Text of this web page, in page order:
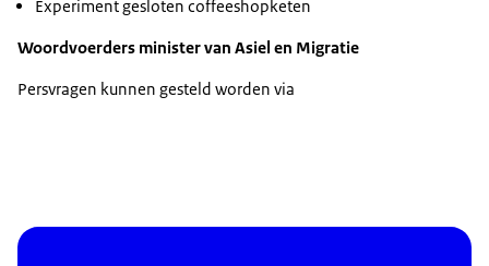
Experiment gesloten coffeeshopketen
Woordvoerders minister van Asiel en Migratie
Persvragen kunnen gesteld worden via